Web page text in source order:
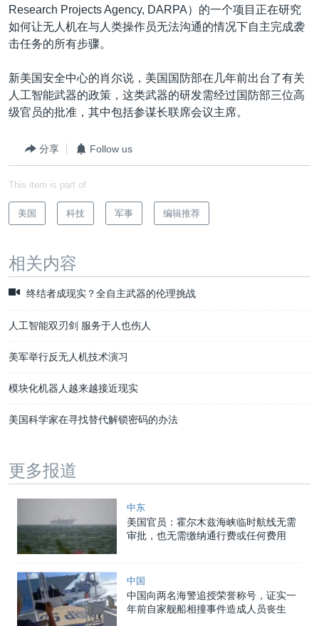
Research Projects Agency, DARPA）的一个项目正在研究
如何让无人机在与人类操作员无法沟通的情况下自主完成袭
击任务的所有步骤。
新美国安全中心的肖尔说，美国国防部在几年前出台了有关
人工智能武器的政策，这类武器的研发需经过国防部三位高
级官员的批准，其中包括参谋长联席会议主席。
分享 Follow us
This item is part of
美国 科技 军事 编辑推荐
相关内容
终结者成现实？全自主武器的伦理挑战
人工智能双刃剑 服务于人也伤人
美军举行反无人机技术演习
模块化机器人越来越接近现实
美国科学家在寻找替代解锁密码的办法
更多报道
中东
美国官员：霍尔木兹海峡临时航线无需
审批，也无需缴纳通行费或任何费用
中国
中国向两名海警追授荣誉称号，证实一
年前自家舰船相撞事件造成人员丧生